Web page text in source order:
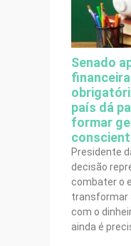
Senado
país dá
formar
Presidente
decisão
combater o
transformar
com o
ainda é